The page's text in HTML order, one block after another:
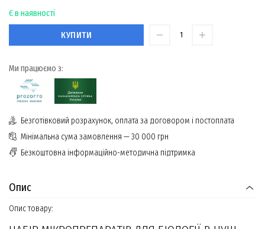
Є в наявності
КУПИТИ
Ми працюємо з:
Безготівковий розрахунок, оплата за договором і постоплата
Мінімальна сума замовлення — 30 000 грн
Безкоштовна інформаційно-методична підтримка
Опис
Опис товару: